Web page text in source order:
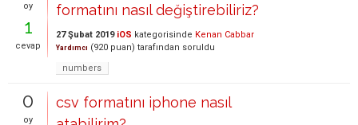
oy
1
cevap
formatını nasıl değiştirebiliriz?
27 Şubat 2019 iOS kategorisinde Kenan Cabbar
Yardımcı (920 puan) tarafından soruldu
numbers
0
oy
csv formatını iphone nasıl